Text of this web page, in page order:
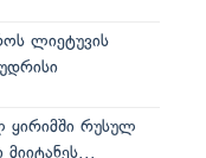
ლიეტუვის
ყირიმში რუსულ
მიიტანეს...